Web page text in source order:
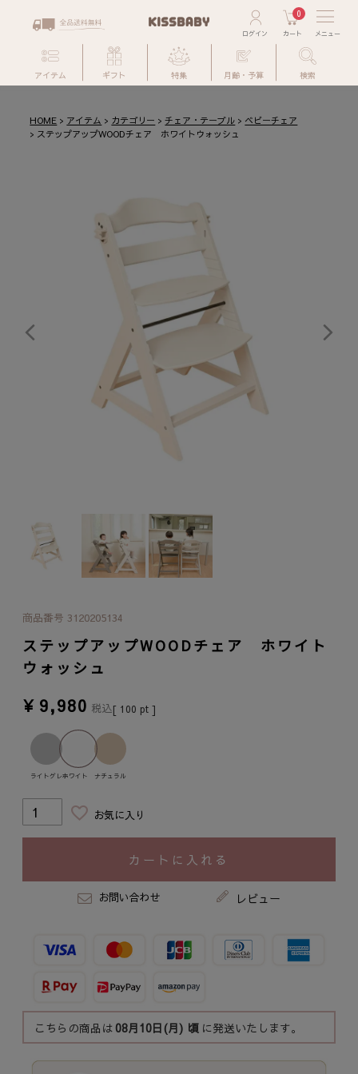
0
アイテム ギフト 特集 月齢・予算 検索
HOME アイテム カテゴリー チェア・テーブル
ベビーチェア
ステップアップWOODチェア ホワイトウォッシュ
商品番号 3120205134
ステップアップWOODチェア ホワイト
ウォッシュ
¥ 9,980 税込[ 100 pt ]
ライトグレーホワイト ナチュラル
お気に入り
カートに入れる
お問い合わせ レビュー
こちらの商品は08月10日(月) 頃 に発送いたします。